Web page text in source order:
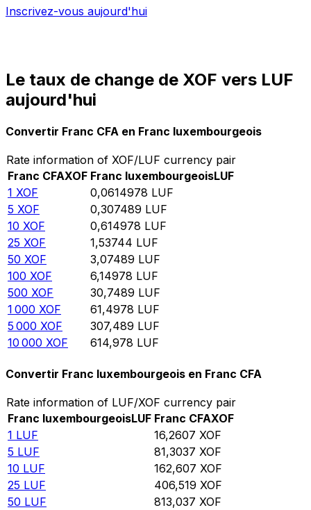
Inscrivez-vous aujourd'hui
Le taux de change de XOF vers LUF
aujourd'hui
Convertir Franc CFA en Franc luxembourgeois
Rate information of XOF/LUF currency pair
Franc CFAXOF Franc luxembourgeoisLUF
1 XOF 0,0614978 LUF
5 XOF 0,307489 LUF
10 XOF 0,614978 LUF
25 XOF 1,53744 LUF
50 XOF 3,07489 LUF
100 XOF 6,14978 LUF
500 XOF 30,7489 LUF
1 000 XOF 61,4978 LUF
5 000 XOF 307,489 LUF
10 000 XOF 614,978 LUF
Convertir Franc luxembourgeois en Franc CFA
Rate information of LUF/XOF currency pair
Franc luxembourgeoisLUF Franc CFAXOF
1 LUF 16,2607 XOF
5 LUF 81,3037 XOF
10 LUF 162,607 XOF
25 LUF 406,519 XOF
50 LUF 813,037 XOF